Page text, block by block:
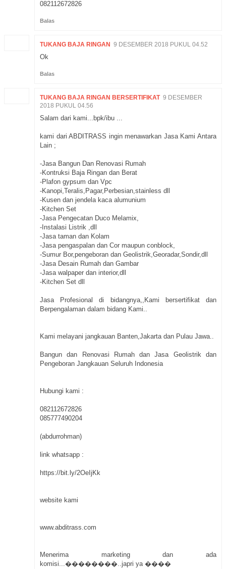
082112672826
Balas
TUKANG BAJA RINGAN 9 DESEMBER 2018 PUKUL 04.52
Ok
Balas
TUKANG BAJA RINGAN BERSERTIFIKAT 9 DESEMBER
2018 PUKUL 04.56
Salam dari kami...bpk/ibu ...
kami dari ABDITRASS ingin menawarkan Jasa Kami Antara
Lain ;
-Jasa Bangun Dan Renovasi Rumah
-Kontruksi Baja Ringan dan Berat
-Plafon gypsum dan Vpc
-Kanopi,Teralis,Pagar,Perbesian,stainless dll
-Kusen dan jendela kaca alumunium
-Kitchen Set
-Jasa Pengecatan Duco Melamix,
-Instalasi Listrik ,dll
-Jasa taman dan Kolam
-Jasa pengaspalan dan Cor maupun conblock,
-Sumur Bor,pengeboran dan Geolistrik,Georadar,Sondir,dll
-Jasa Desain Rumah dan Gambar
-Jasa walpaper dan interior,dll
-Kitchen Set dll
Jasa Profesional di bidangnya,,Kami bersertifikat dan
Berpengalaman dalam bidang Kami..
Kami melayani jangkauan Banten,Jakarta dan Pulau Jawa..
Bangun dan Renovasi Rumah dan Jasa Geolistrik dan
Pengeboran Jangkauan Seluruh Indonesia
Hubungi kami :
082112672826
085777490204
(abdurrohman)
link whatsapp :
https://bit.ly/2OeIjKk
website kami
www.abditrass.com
Menerima marketing dan ada
komisi...��������..japri ya ����